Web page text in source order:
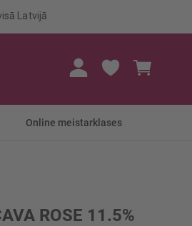
Latvijā
Online meistarklases
ROSE 11.5%